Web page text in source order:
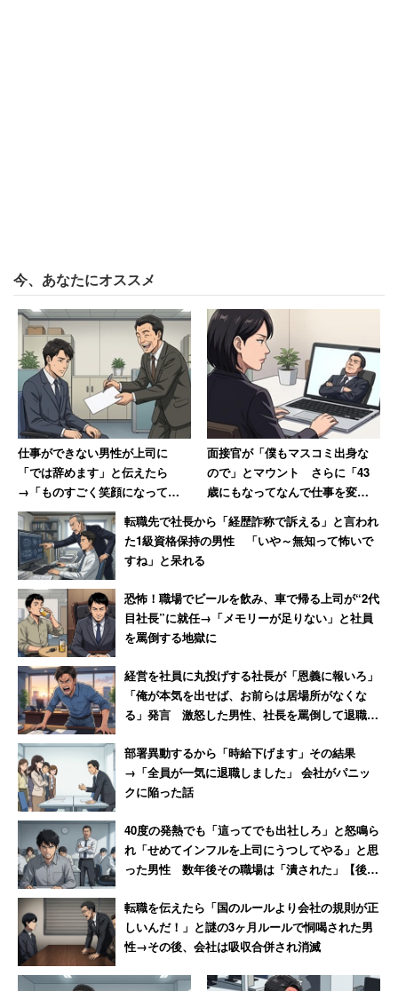
『私そういう労災申請とかやったことないから分か
らんのよー笑。でも社長には言ったらあかんよ。そ
れなら職業病いうことで会社辞めてもらわんと』な
どと意味不明な、労災隠しともとれる発言を平気で
する」
「労災隠し」は労働安全衛生法違反で違法だ。
男性によると、アルバイトの給与は最低賃金スレスレの時
給800円。大卒で勤続10年の男性は、上司から「君がいな
いと現場が回らない」と言われるが、高校生のアルバイト
と全く同じだという。
男性も交渉はしているが、
「現状の時給に納得できずに社長に直接相談して、
時給を上げることにはOKしてくれましたが、（社長
は）『ワシが決めることじゃないからなーまあ経理
に伝えておくよ』と言うだけ」
で終わったそうだ。それから半年以上が経つが、経理は無
反応で、いまだに時給は800円だという。
ちなみに、正社員の待遇は「さらに悲惨」で、男性は「ど
んなキャリアの人でも30時間の固定残業代込で手取り12
万からスタート。20年近く働いても20万そこそこ。ホー
ルから音響関係、サービスやアルバイトの取りまとめ、接
今、あなたにオススメ
仕事ができない男性が上司に
「では辞めます」と伝えたら
→「ものすごく笑顔になって、
その場で退職届を書かされまし
た」
面接官が「僕もマスコミ出身な
ので」とマウント さらに「43
歳にもなってなんで仕事を変え
ようと思ったの？」とまで言わ
れた40代女性の失望
転職先で社長から「経歴詐称で訴える」と言われ
た1級資格保持の男性 「いや～無知って怖いで
すね」と呆れる
恐怖！職場でビールを飲み、車で帰る上司が“2代
目社長”に就任→「メモリーが足りない」と社員
を罵倒する地獄に
経営を社員に丸投げする社長が「恩義に報いろ」
「俺が本気を出せば、お前らは居場所がなくな
る」発言 激怒した男性、社長を罵倒して退職
部署異動するから「時給下げます」その結果
→「全員が一気に退職しました」 会社がパニッ
クに陥った話
40度の発熱でも「這ってでも出社しろ」と怒鳴ら
れ「せめてインフルを上司にうつしてやる」と思
った男性 数年後その職場は「潰された」【後
転職を伝えたら「国のルールより会社の規則が正
しいんだ！」と謎の3ヶ月ルールで恫喝された男
性→その後、会社は吸収合併され消滅